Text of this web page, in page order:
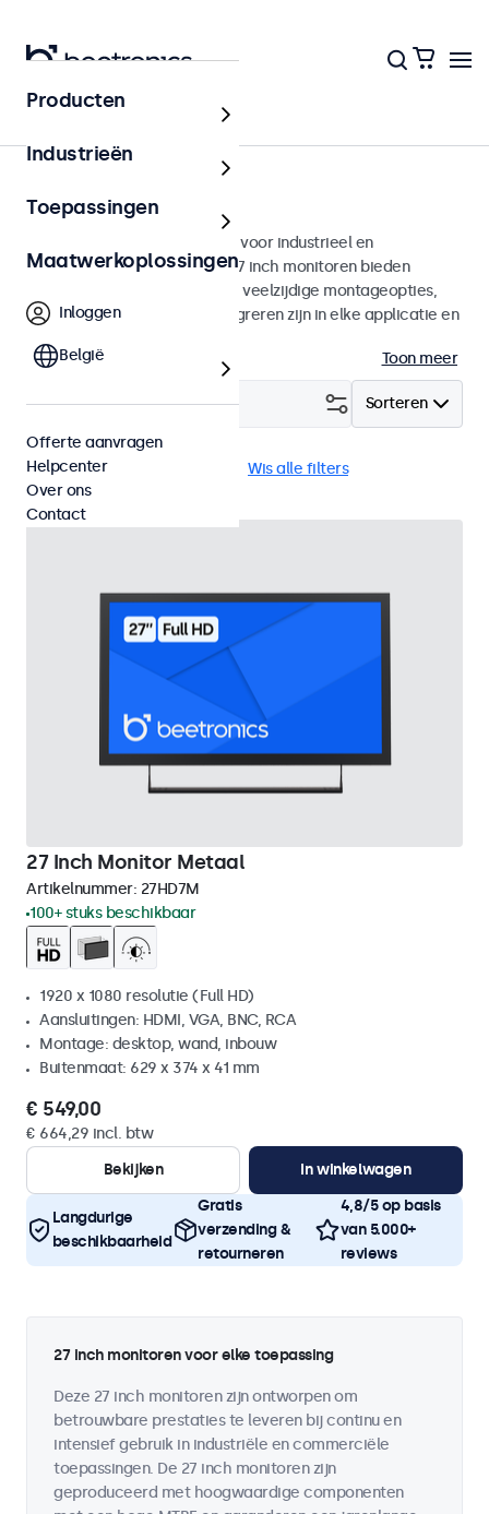
Monitoren
27 inch monitoren
27 inch monitoren ontworpen voor industrieel en
commercieel gebruik. Deze 27 inch monitoren bieden
diverse videoaansluitingen en veelzijdige montageopties,
waarmee ze naadloos te integreren zijn in elke applicatie en
Toon meer
Sorteren
Filter (1)
27 inch monitoren Wis alle filters
27 Inch Monitor Metaal
Artikelnummer: 27HD7M
100+ stuks beschikbaar
1920 x 1080 resolutie (Full HD)
Aansluitingen: HDMI, VGA, BNC, RCA
Montage: desktop, wand, inbouw
Buitenmaat: 629 x 374 x 41 mm
€ 549,00
€ 664,29 incl. btw
Bekijken
In winkelwagen
Langdurige
beschikbaarheid
Gratis
verzending &
retourneren
4,8/5 op basis
van 5.000+
reviews
27 inch monitoren voor elke toepassing
Deze 27 inch monitoren zijn ontworpen om
betrouwbare prestaties te leveren bij continu en
intensief gebruik in industriële en commerciële
toepassingen. De 27 inch monitoren zijn
geproduceerd met hoogwaardige componenten
Producten
Industrieën
Toepassingen
Maatwerkoplossingen
Inloggen
België
Offerte aanvragen
Helpcenter
Over ons
Contact